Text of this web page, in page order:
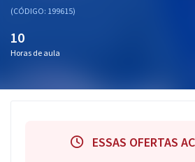
Conteúdo gratuito
Atendimento
(CÓDIGO: 199615)
10
Horas de aula
ESSAS OFERTAS